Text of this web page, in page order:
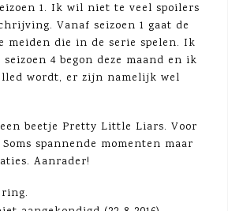
1. Ik wil niet te veel spoilers
Vanaf seizoen 1 gaat de
meiden die in de serie spelen. Ik
4 begon deze maand en ik
wordt, er zijn namelijk wel
beetje Pretty Little Liars. Voor
spannende momenten maar
Aanrader!